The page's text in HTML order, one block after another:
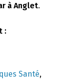
à Anglet.
:
Santé,